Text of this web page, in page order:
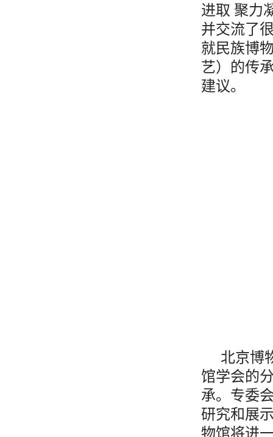
进取 聚力
并交流了
就民族博
艺）的传
建议。
北京博
馆学会的
承。专委
研究和展
物馆将进